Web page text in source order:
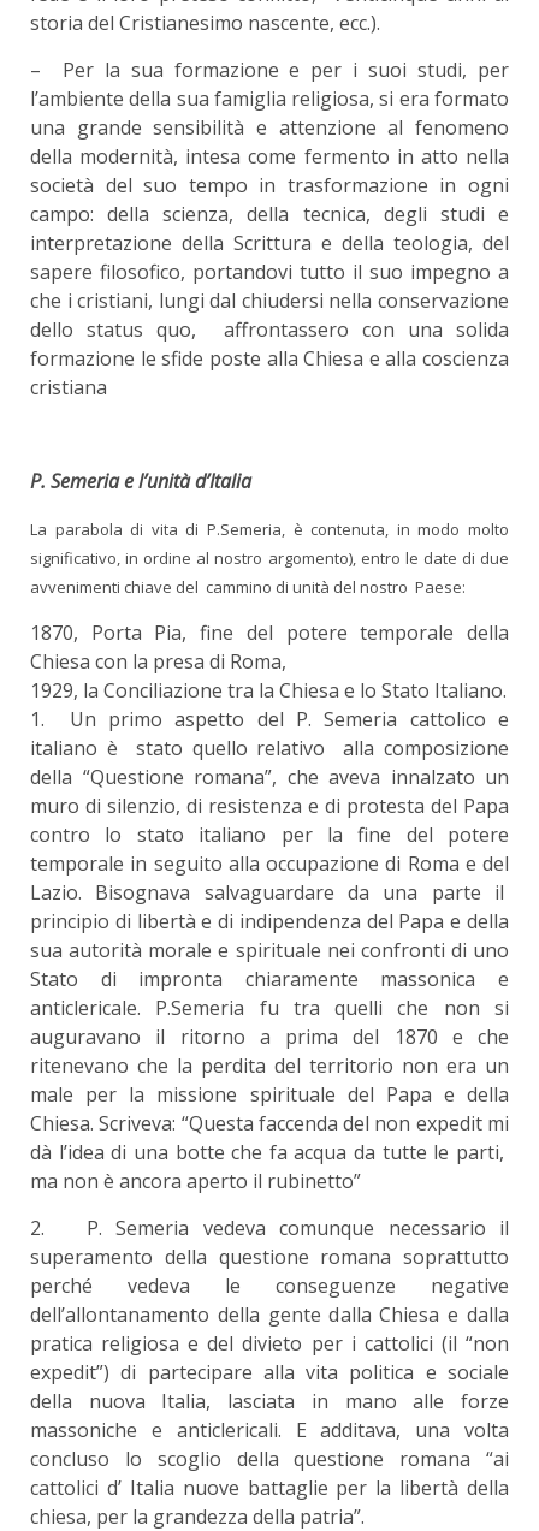
storia del Cristianesimo nascente, ecc.).
– Per la sua formazione e per i suoi studi, per
l’ambiente della sua famiglia religiosa, si era formato
una grande sensibilità e attenzione al fenomeno
della modernità, intesa come fermento in atto nella
società del suo tempo in trasformazione in ogni
campo: della scienza, della tecnica, degli studi e
interpretazione della Scrittura e della teologia, del
sapere filosofico, portandovi tutto il suo impegno a
che i cristiani, lungi dal chiudersi nella conservazione
dello status quo, affrontassero con una solida
formazione le sfide poste alla Chiesa e alla coscienza
cristiana
P. Semeria e l’unità d’Italia
La parabola di vita di P.Semeria, è contenuta, in modo molto
significativo, in ordine al nostro argomento), entro le date di due
avvenimenti chiave del cammino di unità del nostro Paese:
1870, Porta Pia, fine del potere temporale della
Chiesa con la presa di Roma,
1929, la Conciliazione tra la Chiesa e lo Stato Italiano.
1. Un primo aspetto del P. Semeria cattolico e
italiano è stato quello relativo alla composizione
della “Questione romana”, che aveva innalzato un
muro di silenzio, di resistenza e di protesta del Papa
contro lo stato italiano per la fine del potere
temporale in seguito alla occupazione di Roma e del
Lazio. Bisognava salvaguardare da una parte il
principio di libertà e di indipendenza del Papa e della
sua autorità morale e spirituale nei confronti di uno
Stato di impronta chiaramente massonica e
anticlericale. P.Semeria fu tra quelli che non si
auguravano il ritorno a prima del 1870 e che
ritenevano che la perdita del territorio non era un
male per la missione spirituale del Papa e della
Chiesa. Scriveva: “Questa faccenda del non expedit mi
dà l’idea di una botte che fa acqua da tutte le parti,
ma non è ancora aperto il rubinetto”
2. P. Semeria vedeva comunque necessario il
superamento della questione romana soprattutto
perché vedeva le conseguenze negative
dell’allontanamento della gente dalla Chiesa e dalla
pratica religiosa e del divieto per i cattolici (il “non
expedit”) di partecipare alla vita politica e sociale
della nuova Italia, lasciata in mano alle forze
massoniche e anticlericali. E additava, una volta
concluso lo scoglio della questione romana “ai
cattolici d’ Italia nuove battaglie per la libertà della
chiesa, per la grandezza della patria”.